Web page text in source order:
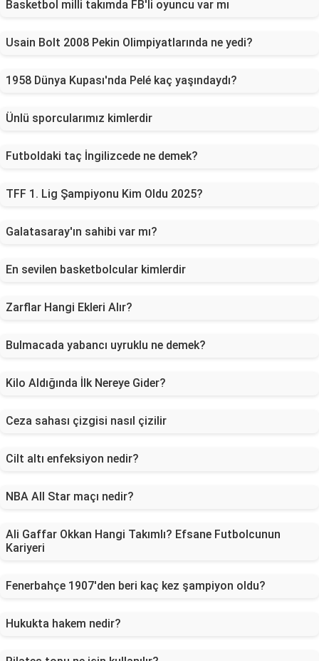
Basketbol milli takımda FB'li oyuncu var mı
Usain Bolt 2008 Pekin Olimpiyatlarında ne yedi?
1958 Dünya Kupası'nda Pelé kaç yaşındaydı?
Ünlü sporcularımız kimlerdir
Futboldaki taç İngilizcede ne demek?
TFF 1. Lig Şampiyonu Kim Oldu 2025?
Galatasaray'ın sahibi var mı?
En sevilen basketbolcular kimlerdir
Zarflar Hangi Ekleri Alır?
Bulmacada yabancı uyruklu ne demek?
Kilo Aldığında İlk Nereye Gider?
Ceza sahası çizgisi nasıl çizilir
Cilt altı enfeksiyon nedir?
NBA All Star maçı nedir?
Ali Gaffar Okkan Hangi Takımlı? Efsane Futbolcunun
Kariyeri
Fenerbahçe 1907'den beri kaç kez şampiyon oldu?
Hukukta hakem nedir?